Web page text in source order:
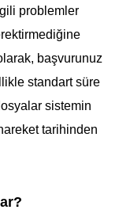
problemler
başvurunuz
standart süre
sistemin
tarihinden